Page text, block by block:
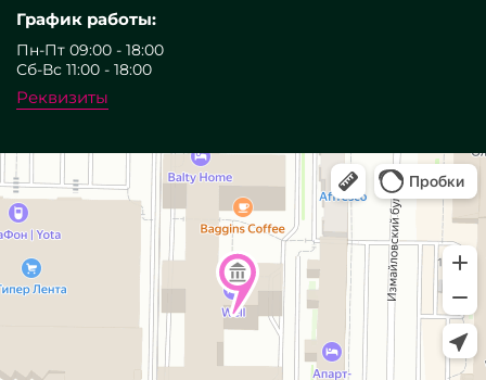
График работы:
Пн-Пт 09:00 - 18:00
Сб-Вс 11:00 - 18:00
Реквизиты